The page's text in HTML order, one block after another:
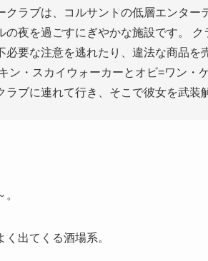
クラブは、コルサントの低層エンタ
の夜を過ごすにぎやかな施設です。
必要な注意を逃れたり、違法な商品
ン・スカイウォーカーとオビ=ワン・
ラブに連れて行き、そこで彼女を武装
出てくる酒場系。